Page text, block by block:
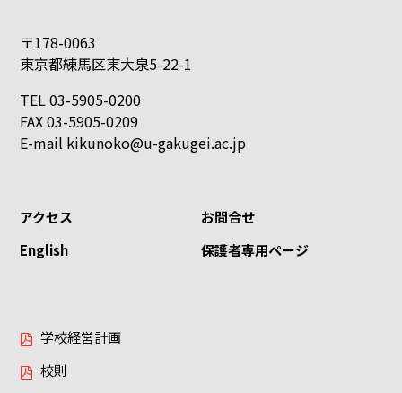
〒178-0063
東京都練馬区東大泉5-22-1
TEL 03-5905-0200
FAX 03-5905-0209
E-mail kikunoko@u-gakugei.ac.jp
アクセス
お問合せ
English
保護者専用ページ
学校経営計画
校則